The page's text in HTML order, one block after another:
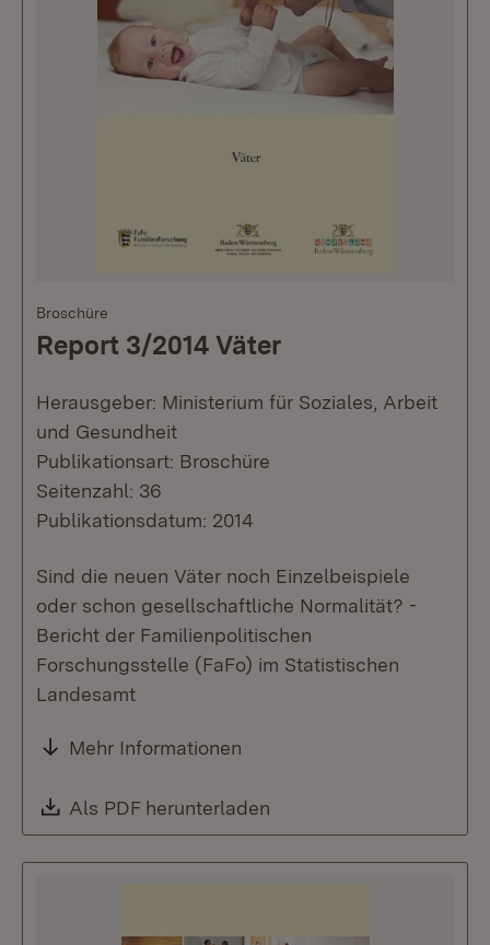
Broschüre
Report 3/2014 Väter
Herausgeber: Ministerium für Soziales, Arbeit
und Gesundheit
Publikationsart: Broschüre
Seitenzahl: 36
Publikationsdatum: 2014
Sind die neuen Väter noch Einzelbeispiele
oder schon gesellschaftliche Normalität? -
Bericht der Familienpolitischen
Forschungsstelle (FaFo) im Statistischen
Landesamt
Mehr Informationen
Download:
Als PDF herunterladen